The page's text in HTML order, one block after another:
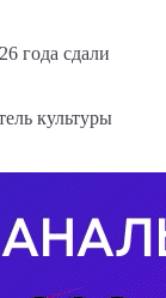
года сдали
культуры